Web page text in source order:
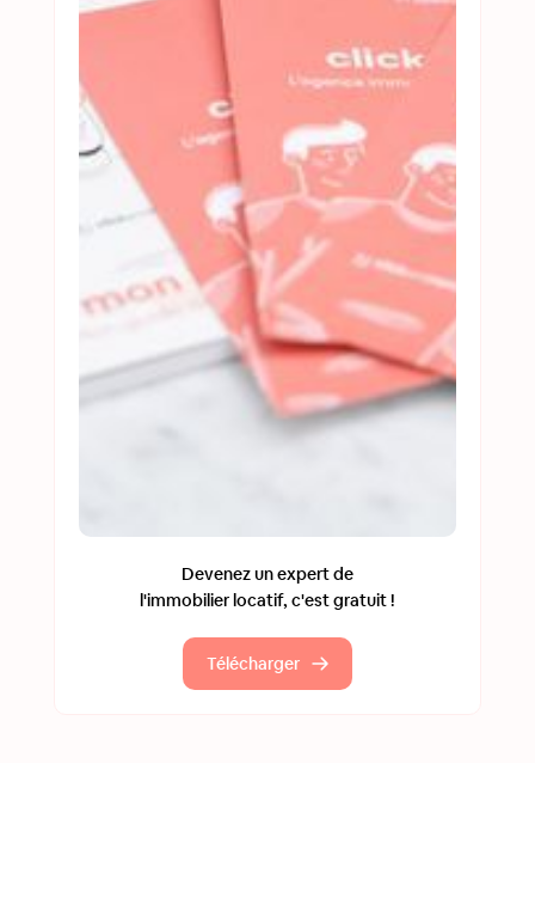
Devenez un expert de
l'immobilier locatif, c'est gratuit !
Télécharger